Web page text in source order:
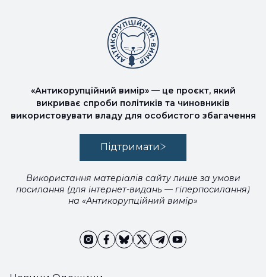
«Антикорупційний вимір» — це проєкт, який
викриває спроби політиків та чиновників
використовувати владу для особистого збагачення
Підтримати
Використання матеріалів сайту лише за умови
посилання (для інтернет-видань — гіперпосилання)
на «Антикорупційний вимір»